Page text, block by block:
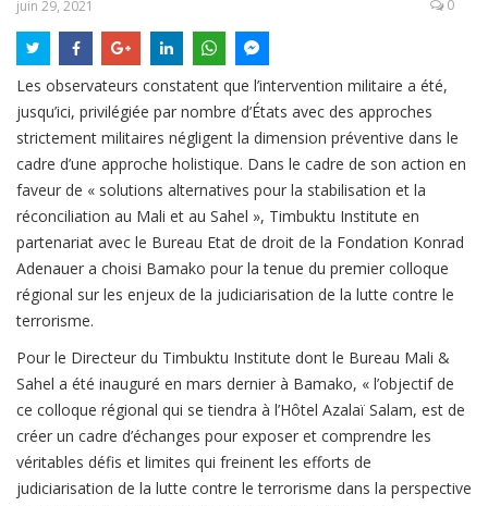
juin 29, 2021 0
Les observateurs constatent que l’intervention militaire a été,
jusqu’ici, privilégiée par nombre d’États avec des approches
strictement militaires négligent la dimension préventive dans le
cadre d’une approche holistique. Dans le cadre de son action en
faveur de « solutions alternatives pour la stabilisation et la
réconciliation au Mali et au Sahel », Timbuktu Institute en
partenariat avec le Bureau Etat de droit de la Fondation Konrad
Adenauer a choisi Bamako pour la tenue du premier colloque
régional sur les enjeux de la judiciarisation de la lutte contre le
terrorisme.
Pour le Directeur du Timbuktu Institute dont le Bureau Mali &
Sahel a été inauguré en mars dernier à Bamako, « l’objectif de
ce colloque régional qui se tiendra à l’Hôtel Azalaï Salam, est de
créer un cadre d’échanges pour exposer et comprendre les
véritables défis et limites qui freinent les efforts de
judiciarisation de la lutte contre le terrorisme dans la perspective